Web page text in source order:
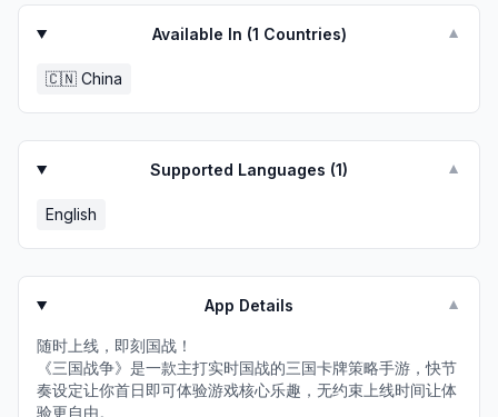
Available In (1 Countries) ▼
🇨🇳 China
Supported Languages (1) ▼
English
App Details ▼
随时上线，即刻国战！
《三国战争》是一款主打实时国战的三国卡牌策略手游，快节
奏设定让你首日即可体验游戏核心乐趣，无约束上线时间让体
验更自由。